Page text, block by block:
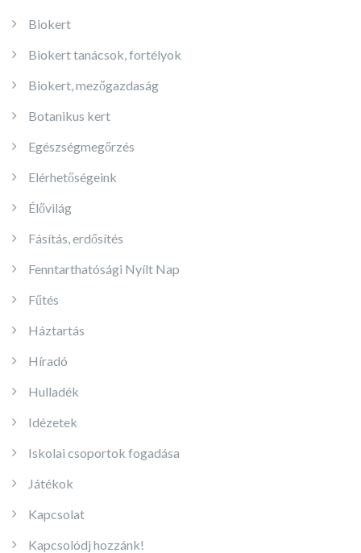
Biokert
Biokert tanácsok, fortélyok
Biokert, mezőgazdaság
Botanikus kert
Egészségmegőrzés
Elérhetőségeink
Élővilág
Fásítás, erdősítés
Fenntarthatósági Nyílt Nap
Fűtés
Háztartás
Híradó
Hulladék
Idézetek
Iskolai csoportok fogadása
Játékok
Kapcsolat
Kapcsolódj hozzánk!